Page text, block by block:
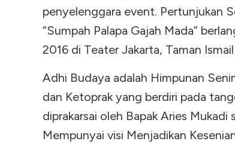
penyelenggara event. Pertunjukan
“Sumpah Palapa Gajah Mada”
2016 di Teater Jakarta, Taman
Adhi Budaya adalah Himpunan
dan Ketoprak yang berdiri pada
diprakarsai oleh Bapak Aries Mukadi
Mempunyai visi Menjadikan